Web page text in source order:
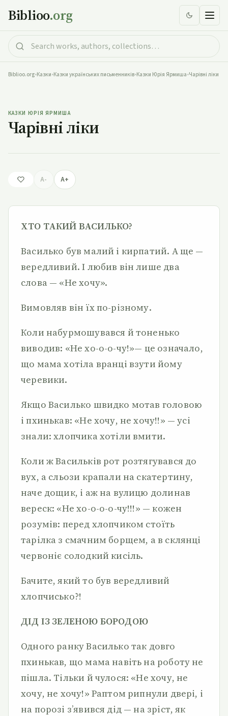
Biblioo.org
Biblioo.org•Казки•Казки українських письменників•Казки Юрія Ярмиша•Чарівні ліки
КАЗКИ ЮРІЯ ЯРМИША
Чарівні ліки
A- A+
ХТО ТАКИЙ ВАСИЛЬКО?
Василько був малий і кирпатий. А ще —
вередливий. І лю­бив він лише два
слова — «Не хочу».
Вимовляв він їх по-різному.
Коли набурмошувався й тоненько
виводив: «Не хо-о-о-чу!»— це означало,
що мама хотіла вранці взути йому
черевики.
Якщо Василько швидко мотав головою
і пхинькав: «Не хо­чу, не хочу!!» — усі
знали: хлопчика хотіли вмити.
Коли ж Васильків рот розтягувався до
вух, а сльози крапа­ли на скатертину,
наче дощик, і аж на вулицю долинав
вереск: «Не хо-о-о-о-чу!!!» — кожен
розумів: перед хлопчиком стоїть
тарілка з смачним борщем, а в склянці
червоніє солодкий ки­сіль.
Бачите, який то був вередливий
хлопчисько?!
ДІД ІЗ ЗЕЛЕНОЮ БОРОДОЮ
Одного ранку Василько так довго
пхинькав, що мама навіть на роботу не
пішла. Тільки й чулося: «Не хочу, не
хочу, не хо­чу!» Раптом рипнули двері, і
на порозі з’явився дід — на зріст, як